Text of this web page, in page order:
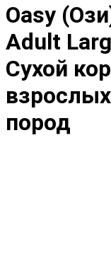
Oasy
Adult
Сухой
пород